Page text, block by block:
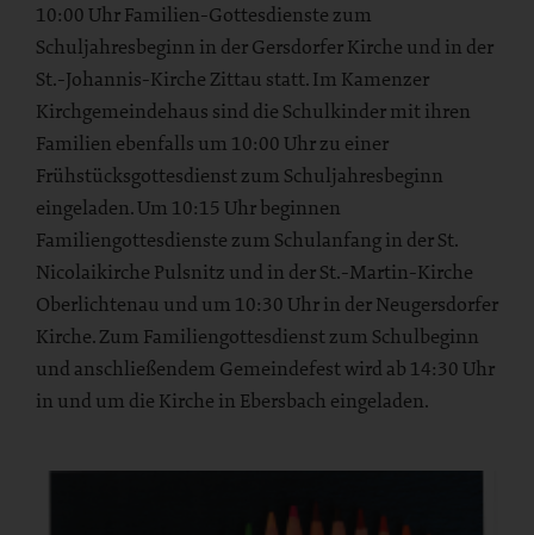
10:00 Uhr Familien-Gottesdienste zum
Schuljahresbeginn in der Gersdorfer Kirche und in der
St.-Johannis-Kirche Zittau statt. Im Kamenzer
Kirchgemeindehaus sind die Schulkinder mit ihren
Familien ebenfalls um 10:00 Uhr zu einer
Frühstücksgottesdienst zum Schuljahresbeginn
eingeladen. Um 10:15 Uhr beginnen
Familiengottesdienste zum Schulanfang in der St.
Nicolaikirche Pulsnitz und in der St.-Martin-Kirche
Oberlichtenau und um 10:30 Uhr in der Neugersdorfer
Kirche. Zum Familiengottesdienst zum Schulbeginn
und anschließendem Gemeindefest wird ab 14:30 Uhr
in und um die Kirche in Ebersbach eingeladen.